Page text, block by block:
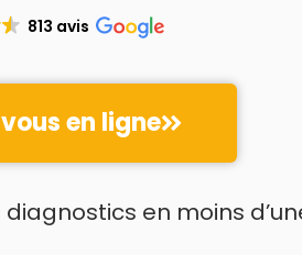
813 avis
en ligne
diagnostics en moins